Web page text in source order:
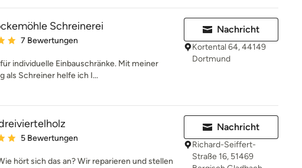
Schreinerei
Bewertung: 5 von 5 Sternen
7 Bewertungen
individuelle Einbauschränke. Mit meiner
als Schreiner helfe ich I...
Nachricht
Kortental 64, 44149
Dortmund
Bewertung: 5 von 5 Sternen
5 Bewertungen
hört sich das an? Wir reparieren und stellen
Nachricht
Richard-Seiffert-
Straße 16, 51469